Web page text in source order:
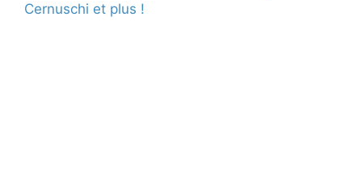
Cernuschi et plus !